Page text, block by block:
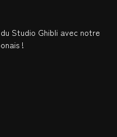
Studio Ghibli avec notre
!